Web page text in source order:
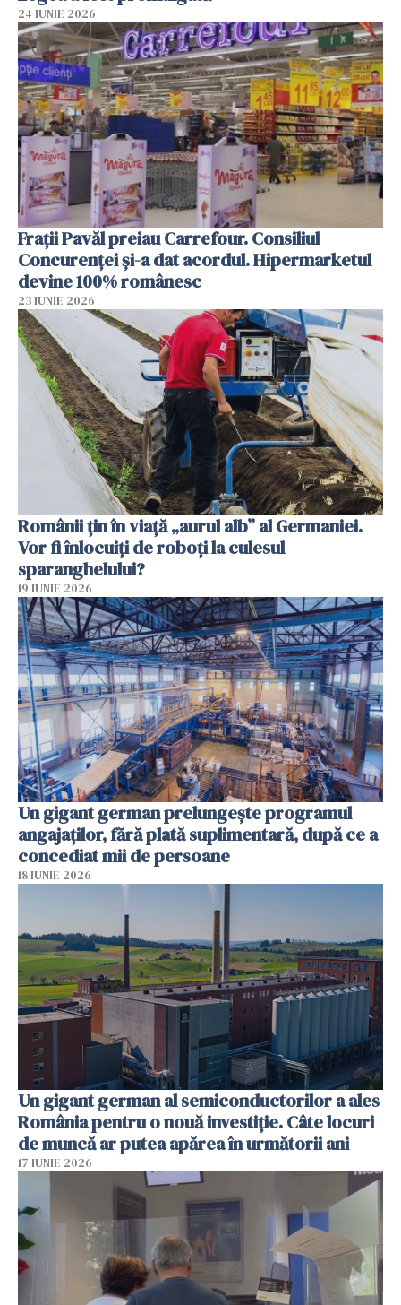
24 IUNIE 2026
Frații Pavăl preiau Carrefour. Consiliul
Concurenței și-a dat acordul. Hipermarketul
devine 100% românesc
23 IUNIE 2026
Românii țin în viață „aurul alb” al Germaniei.
Vor fi înlocuiți de roboți la culesul
sparanghelului?
19 IUNIE 2026
Un gigant german prelungește programul
angajaților, fără plată suplimentară, după ce a
concediat mii de persoane
18 IUNIE 2026
Un gigant german al semiconductorilor a ales
România pentru o nouă investiție. Câte locuri
de muncă ar putea apărea în următorii ani
17 IUNIE 2026